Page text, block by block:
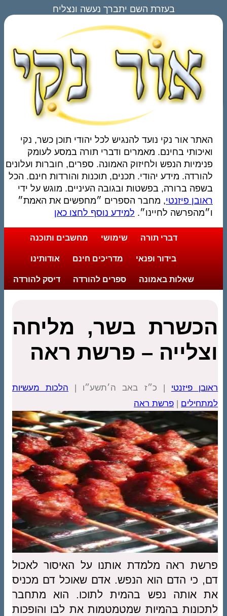
בעזרת השם יתברך נעשה ונצליח
האתר אור נקי נועד להנגיש לכל יהודי תוכן כשר, נקי
ואיכותי בחינם. מאמרים ודברי תורה במסע לעומק
פנימיות הנפש ולחיזוק האמונה. ספרים, חוברות ועלונים
להורדה. מידע יהודי. תכנים, תוכנות והורדות חינם. הכל
בשפה ברורה, בפשטות ובגובה העיניים. מוגש על ידי
ראובן פיזנטי, מחבר הספרים ״מחפשים את האמת״
ו״מהפרשה לחיינו״. למידע נוסף לחצו כאן
דברי תורה שימושי מחשבים ותוכנה
בידור ופנאי מדריכים חינם אודותינו
שאלות באמונה ספרים להורדה דיסק להורדה
הכשרת בשר, מליחה
וצלייה – פרשת ראה
ראובן פיזנטי | כ״ז באב ה׳תשע״ו | הלכות מעשיות
למתחילים | פרשת ראה
פרשת ראה מלמדת אותנו על האיסור לאכול
דם, כי הדם הוא הנפש. אדם שאוכל דם מכניס
את אותה נפש בהמית לתוכו. הוא מתחבר
לתכונות בהמיות שמטמטמות את לבו והופכות